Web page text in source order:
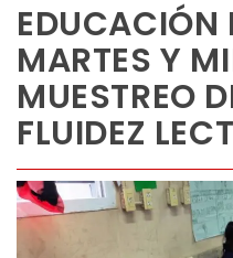
EDUCACIÓN
MARTES Y
MUESTREO
FLUIDEZ